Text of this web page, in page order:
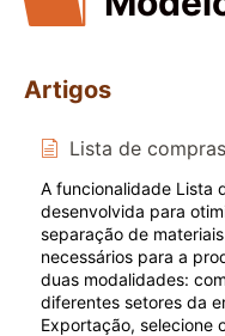
Artigos
Lista de compras
A funcionalidade Lista
desenvolvida para
separação de
necessários para a
duas modalidades:
diferentes setores da
Exportação, selecione